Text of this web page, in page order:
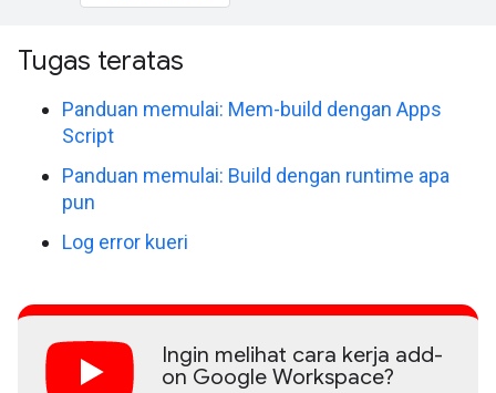
Tugas teratas
Panduan memulai: Mem-build dengan Apps
Script
Panduan memulai: Build dengan runtime apa
pun
Log error kueri
Ingin melihat cara kerja add-
on Google Workspace?